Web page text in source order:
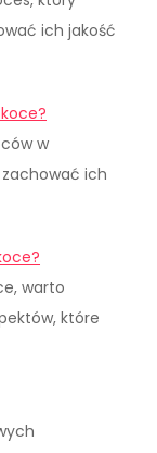
ich jakość
w
ich
warto
które